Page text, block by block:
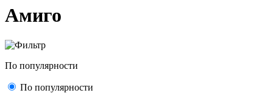
Амиго
По популярности
По популярности